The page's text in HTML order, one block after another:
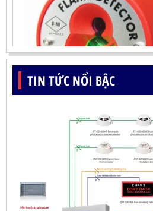
ĐẦU BÁO LỬA UV-IR
LIÊN HỆ
Mã sản phẩm:
TIN TỨC NỔI BẬC